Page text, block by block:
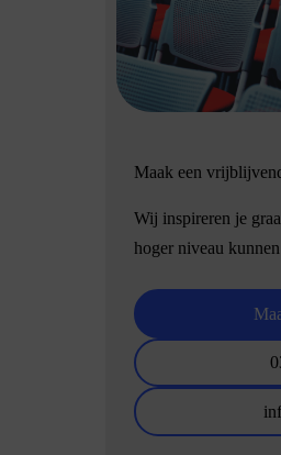
Maak een
Wij inspireren je
hoger niveau